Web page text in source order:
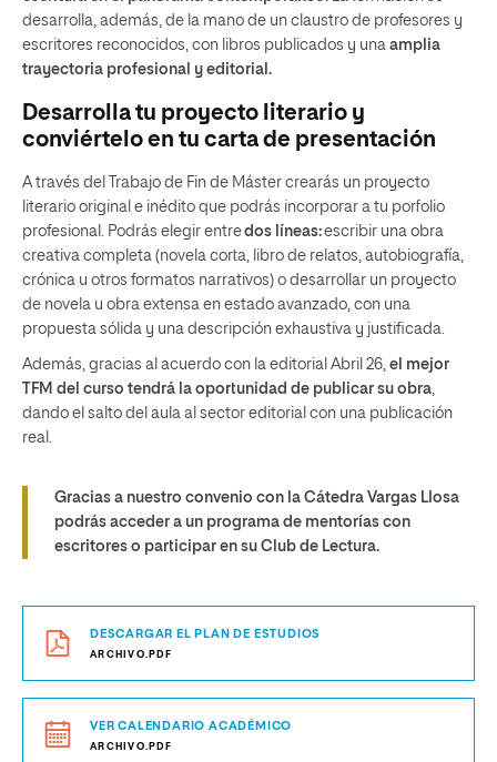
desarrolla, además, de la mano de un claustro de profesores y
escritores reconocidos, con libros publicados y una amplia
trayectoria profesional y editorial.
Desarrolla tu proyecto literario y
conviértelo en tu carta de presentación
A través del Trabajo de Fin de Máster crearás un proyecto
literario original e inédito que podrás incorporar a tu porfolio
profesional. Podrás elegir entredos líneas:escribir una obra
creativa completa (novela corta, libro de relatos, autobiografía,
crónica u otros formatos narrativos) o desarrollar un proyecto
de novela u obra extensa en estado avanzado, con una
propuesta sólida y una descripción exhaustiva y justificada.
Además, gracias al acuerdo con la editorial Abril 26, el mejor
TFM del curso tendrá la oportunidad de publicar su obra,
dando el salto del aula al sector editorial con una publicación
real.
Gracias a nuestro convenio con la Cátedra Vargas Llosa
podrás acceder a un programa de mentorías con
escritores o participar en su Club de Lectura.
DESCARGAR EL PLAN DE ESTUDIOS
ARCHIVO.PDF
VER CALENDARIO ACADÉMICO
ARCHIVO.PDF